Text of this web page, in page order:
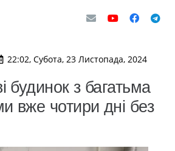
22:02, Субота, 23 Листопада, 2024
будинок з багатьма
вже чотири дні без